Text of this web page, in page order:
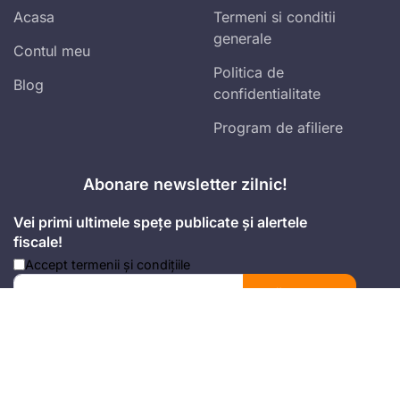
Acasa
Contul meu
Blog
Termeni si conditii
generale
Politica de
confidentialitate
Program de afiliere
Abonare newsletter zilnic!
Vei primi ultimele spețe publicate și alertele
fiscale!
Accept termenii și condițiile
Mă abonez